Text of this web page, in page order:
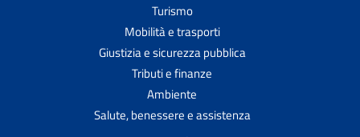
Turismo
Mobilità e trasporti
Giustizia e sicurezza pubblica
Tributi e finanze
Ambiente
Salute, benessere e assistenza